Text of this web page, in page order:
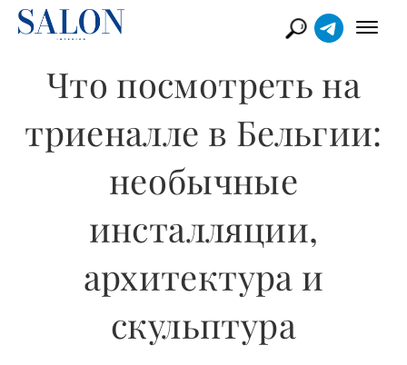
Что посмотреть на
триеналле в Бельгии:
необычные
инсталляции,
архитектура и
скульптура